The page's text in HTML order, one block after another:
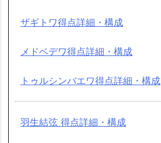
ザギトワ得点詳細・構成
メドベデワ得点詳細・構成
トゥルシンバエワ得点詳細・構成
羽生結弦 得点詳細・構成